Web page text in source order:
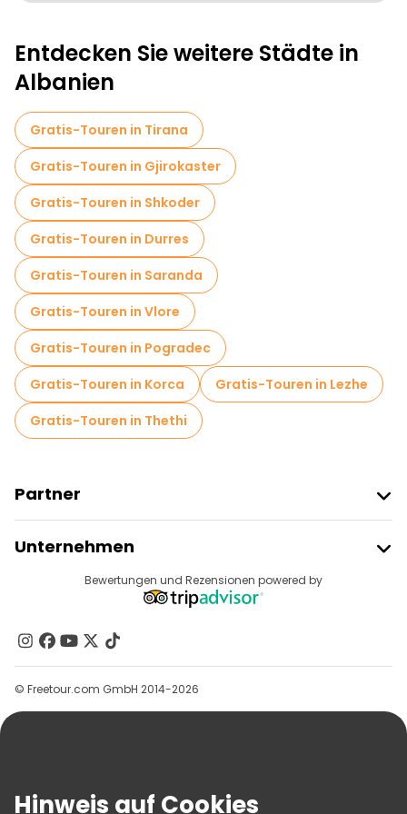
Sportaktivitäten in Berat
Museen in Berat
Führungen für kleine Gruppen in Berat
Lokale Verkostungstouren in Berat
Kostenlose Tagesausflüge in Berat
Fahrradtouren in Berat
Food-Touren in Berat
Kostenlose Führungen in der Nähe Berat Castle
Entdecken Sie weitere Städte in
Albanien
Gratis-Touren in Tirana
Gratis-Touren in Gjirokaster
Gratis-Touren in Shkoder
Gratis-Touren in Durres
Gratis-Touren in Saranda
Gratis-Touren in Vlore
Gratis-Touren in Pogradec
Gratis-Touren in Korca
Gratis-Touren in Lezhe
Gratis-Touren in Thethi
Partner
Anbieter-Anmeldung
Affiliate-Programm
Unternehmen
Reiseziele
Kontakt
Gruppen
Hilfe
Bewertungen und Rezensionen powered by
© Freetour.com GmbH 2014-2026
Hinweis auf Cookies